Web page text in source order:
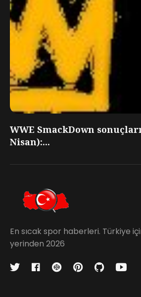
WWE SmackDown
Nisan):...
En sıcak spor haberleri. Türkiye
yerinden 2026